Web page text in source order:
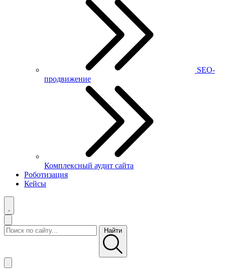
SEO-
продвижение
Комплексный аудит сайта
Роботизация
Кейсы
Найти